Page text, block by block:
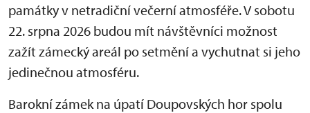
památky v netradiční večerní atmosféře. V sobotu
22. srpna 2026 budou mít návštěvníci možnost
zažít zámecký areál po setmění a vychutnat si jeho
jedinečnou atmosféru.
Barokní zámek na úpatí Doupovských hor spolu